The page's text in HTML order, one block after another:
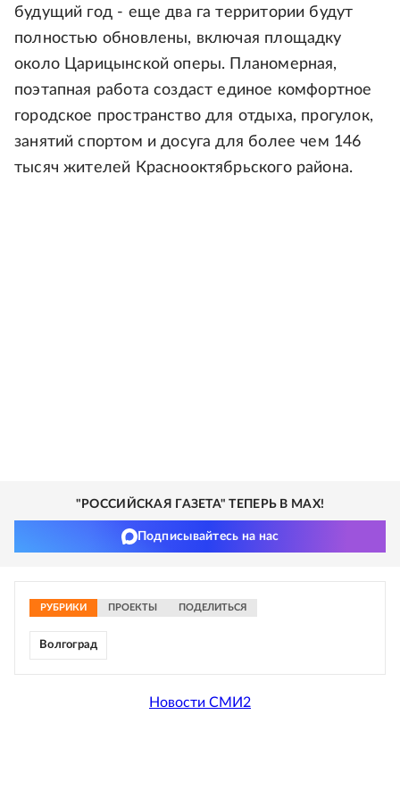
будущий год - еще два га территории будут
полностью обновлены, включая площадку
около Царицынской оперы. Планомерная,
поэтапная работа создаст единое комфортное
городское пространство для отдыха, прогулок,
занятий спортом и досуга для более чем 146
тысяч жителей Краснооктябрьского района.
"РОССИЙСКАЯ ГАЗЕТА" ТЕПЕРЬ В MAX!
Подписывайтесь на нас
РУБРИКИ ПРОЕКТЫ ПОДЕЛИТЬСЯ
Волгоград
Новости СМИ2